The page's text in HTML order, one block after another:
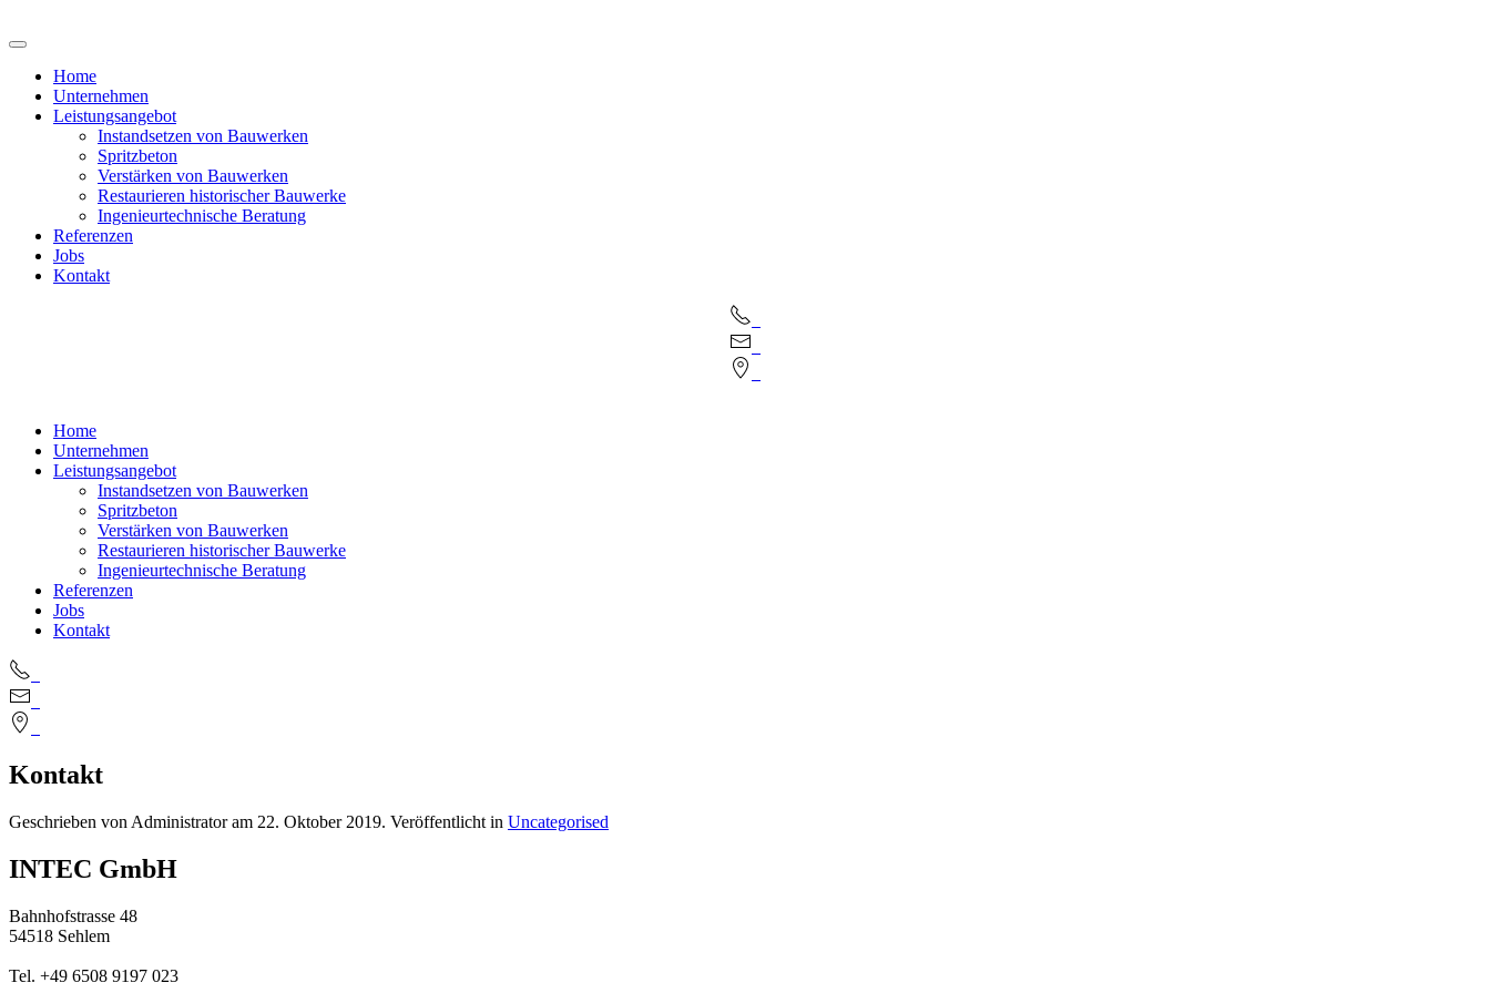
Home
Unternehmen
Leistungsangebot
Instandsetzen von Bauwerken
Spritzbeton
Verstärken von Bauwerken
Restaurieren historischer Bauwerke
Ingenieurtechnische Beratung
Referenzen
Jobs
Kontakt
Home
Unternehmen
Leistungsangebot
Instandsetzen von Bauwerken
Spritzbeton
Verstärken von Bauwerken
Restaurieren historischer Bauwerke
Ingenieurtechnische Beratung
Referenzen
Jobs
Kontakt
Kontakt
Geschrieben von Administrator am 22. Oktober 2019. Veröffentlicht in Uncategorised
INTEC GmbH
Bahnhofstrasse 48
54518 Sehlem
Tel. +49 6508 9197 023